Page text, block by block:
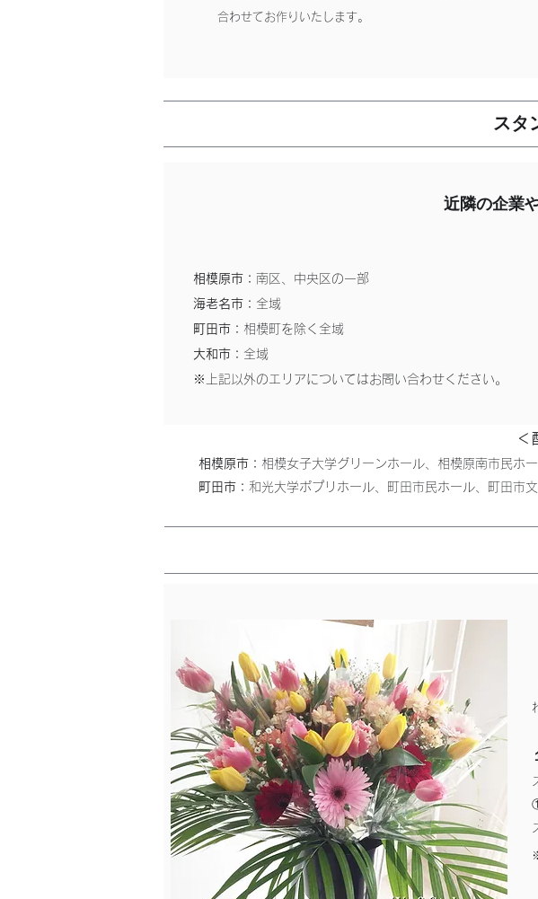
合わせてお作りいたします。
スタ
近隣の企業
相模原市： 南区、中央区の一部
海老名市： 全域
町田市： 相模町を除く全域
大和市： 全域
​※上記以外のエリアについてはお問い合わせください。
＜
相模原市： 相模女子大学グリーンホール、相模原南市民ホ
町田市： 和光大学ポプリホール、町田市民ホール、町田市